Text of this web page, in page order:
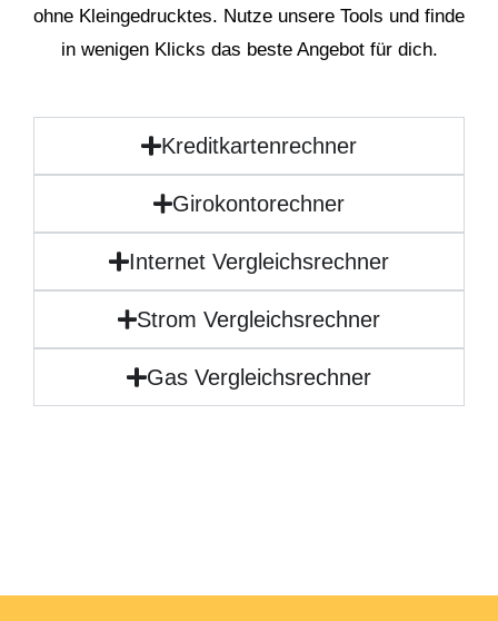
ohne Kleingedrucktes. Nutze unsere Tools und finde
in wenigen Klicks das beste Angebot für dich.
Kreditkartenrechner
Girokontorechner
Internet Vergleichsrechner
Strom Vergleichsrechner
Gas Vergleichsrechner